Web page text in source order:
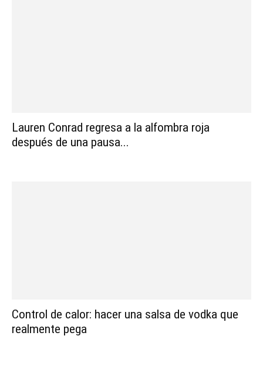
Lauren Conrad regresa a la alfombra roja
después de una pausa...
Control de calor: hacer una salsa de vodka que
realmente pega